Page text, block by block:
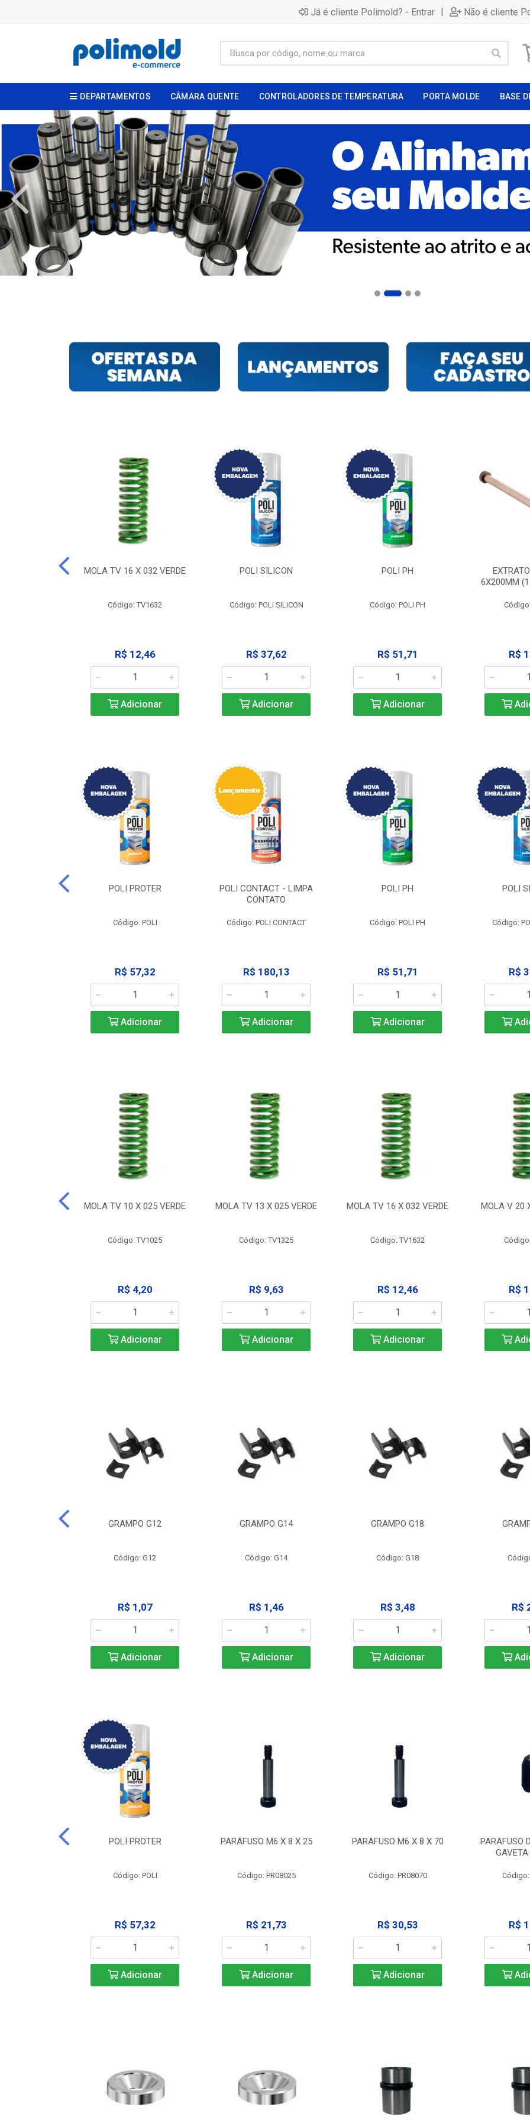
Já é cliente Polimold? - Entrar | Não é cliente
DEPARTAMENTOS CÂMARA QUENTE CONTROLADORES DE TEMPERATURA PORTA MOLDE BASE
MOLA TV 16 X 032 VERDE
Código: TV1632
R$ 12,46
Adicionar
POLI SILICON
Código: POLI SILICON
R$ 37,62
Adicionar
POLI PH
Código: POLI PH
R$ 51,71
Adicionar
6X200MM
R$
POLI PROTER
Código: POLI
R$ 57,32
Adicionar
POLI CONTACT - LIMPA
CONTATO
Código: POLI CONTACT
R$ 180,13
Adicionar
POLI PH
Código: POLI PH
R$ 51,71
Adicionar
POLI
Código:
R$
MOLA TV 10 X 025 VERDE
Código: TV1025
R$ 4,20
Adicionar
MOLA TV 13 X 025 VERDE
Código: TV1325
R$ 9,63
Adicionar
MOLA TV 16 X 032 VERDE
Código: TV1632
R$ 12,46
Adicionar
MOLA V 20
R$
GRAMPO G12
Código: G12
R$ 1,07
Adicionar
GRAMPO G14
Código: G14
R$ 1,46
Adicionar
GRAMPO G18
Código: G18
R$ 3,48
Adicionar
R$
POLI PROTER
Código: POLI
R$ 57,32
Adicionar
PARAFUSO M6 X 8 X 25
Código: PR08025
R$ 21,73
Adicionar
PARAFUSO M6 X 8 X 70
Código: PR08070
R$ 30,53
Adicionar
PARAFUSO
Código:
R$